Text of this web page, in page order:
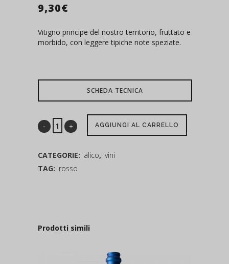
9,30€
Vitigno principe del nostro territorio, fruttato e
morbido, con leggere tipiche note speziate.
SCHEDA TECNICA
AGGIUNGI AL CARRELLO
CATEGORIE: alico, vini
TAG: rosso
Prodotti simili